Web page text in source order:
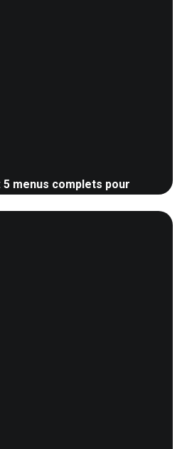
5 menus complets pour